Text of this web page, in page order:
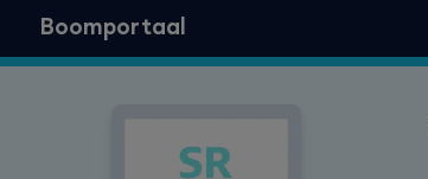
Boomportaal